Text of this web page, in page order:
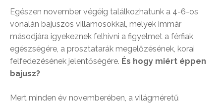
Egészen november végéig találkozhatunk a 4-6-os
vonalán bajuszos villamosokkal, melyek immár
másodjára igyekeznek felhívni a figyelmet a férfiak
egészségére, a prosztatarák megelőzésének, korai
felfedezésének jelentőségére. És hogy miért éppen
bajusz?
Mert minden év novemberében, a világméretű